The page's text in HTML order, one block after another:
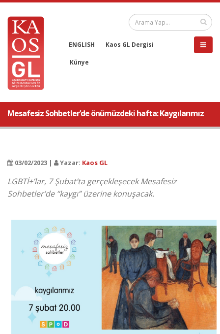
ENGLISH Kaos GL Dergisi
Künye
Mesafesiz Sohbetler’de önümüzdeki hafta: Kaygılarımız
03/02/2023 | Yazar: Kaos GL
LGBTİ+’lar, 7 Şubat’ta gerçekleşecek Mesafesiz
Sohbetler’de “kaygı” üzerine konuşacak.